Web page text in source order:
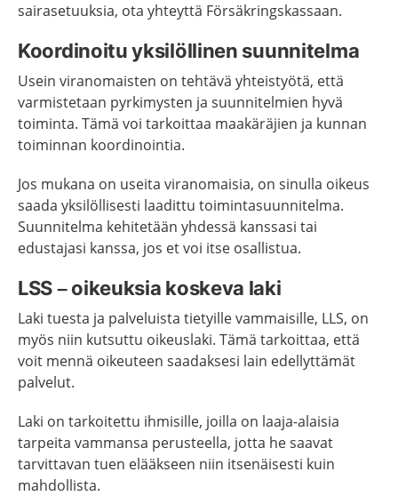
sairasetuuksia, ota yhteyttä Försäkringskassaan.
Koordinoitu yksilöllinen suunnitelma
Usein viranomaisten on tehtävä yhteistyötä, että
varmistetaan pyrkimysten ja suunnitelmien hyvä
toiminta. Tämä voi tarkoittaa maakäräjien ja kunnan
toiminnan koordinointia.
Jos mukana on useita viranomaisia, on sinulla oikeus
saada yksilöllisesti laadittu toimintasuunnitelma.
Suunnitelma kehitetään yhdessä kanssasi tai
edustajasi kanssa, jos et voi itse osallistua.
LSS – oikeuksia koskeva laki
Laki tuesta ja palveluista tietyille vammaisille, LLS, on
myös niin kutsuttu oikeuslaki. Tämä tarkoittaa, että
voit mennä oikeuteen saadaksesi lain edellyttämät
palvelut.
Laki on tarkoitettu ihmisille, joilla on laaja-alaisia
tarpeita vammansa perusteella, jotta he saavat
tarvittavan tuen elääkseen niin itsenäisesti kuin
mahdollista.